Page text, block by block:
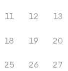
11 12 13
18 19 20
25 26 27